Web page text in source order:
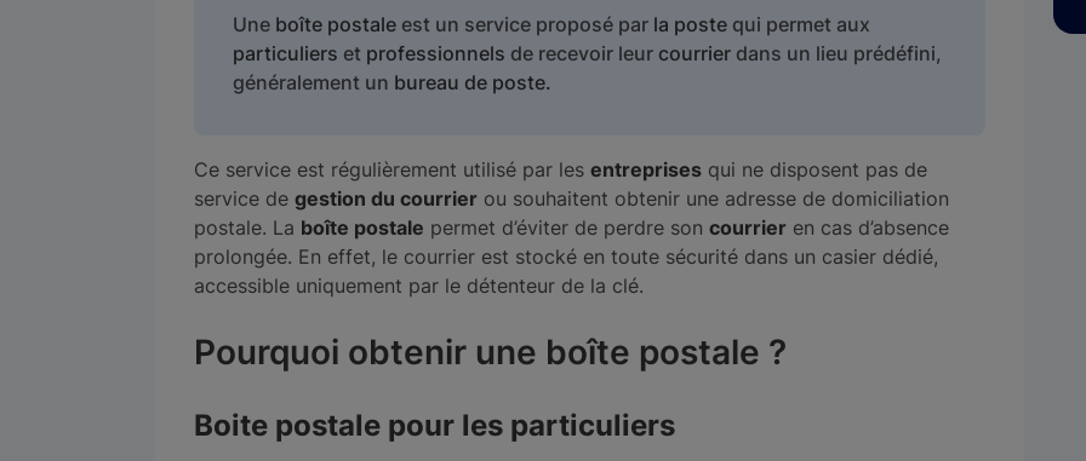
Une boîte postale est un service proposé par la poste qui permet aux
particuliers et professionnels de recevoir leur courrier dans un lieu prédéfini,
généralement un bureau de poste.
Ce service est régulièrement utilisé par les entreprises qui ne disposent pas de
service de gestion du courrier ou souhaitent obtenir une adresse de domiciliation
postale. La boîte postale permet d’éviter de perdre son courrier en cas d’absence
prolongée. En effet, le courrier est stocké en toute sécurité dans un casier dédié,
accessible uniquement par le détenteur de la clé.
Pourquoi obtenir une boîte postale ?
Boite postale pour les particuliers